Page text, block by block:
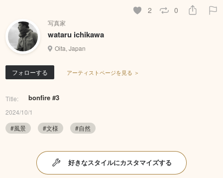
2 0
写真家
wataru ichikawa
Oita, Japan
フォローする アーティストページを見る ＞
Title: bonfire #3
2024/10/1
#風景
#文様 #自然
好きなスタイルにカスタマイズする